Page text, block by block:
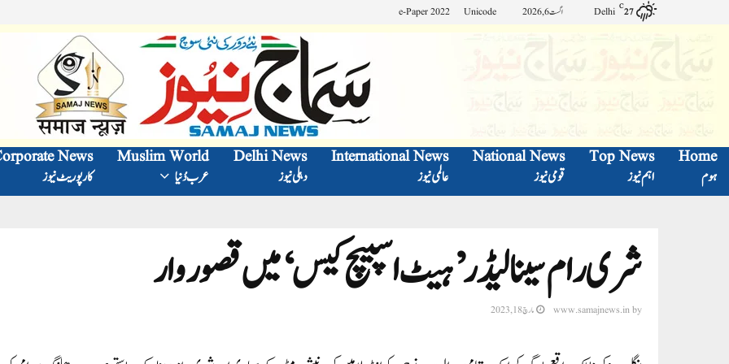
27
C
Delhi اگست 6, 2026 Unicode
e-Paper 2022
Home
ہوم
Top News
اہم نیوز
National News
قومی نیوز
International News
عالمی نیوز
Delhi News
دہلی نیوز
Muslim World
عرب دُنیا
News
کارپوریٹ نیوز
شری رام سینا لیڈر ’ہیٹ اسپیچ کیس‘ میں قصوروار
by
www.samajnews.in مارچ 18, 2023